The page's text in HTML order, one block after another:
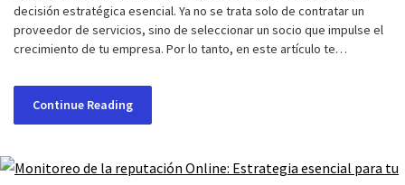
decisión estratégica esencial. Ya no se trata solo de contratar un
proveedor de servicios, sino de seleccionar un socio que impulse el
crecimiento de tu empresa. Por lo tanto, en este artículo te…
Continue Reading